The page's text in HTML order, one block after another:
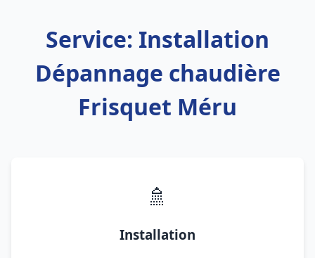
Service: Installation
Dépannage chaudière
Frisquet Méru
🚿
Installation